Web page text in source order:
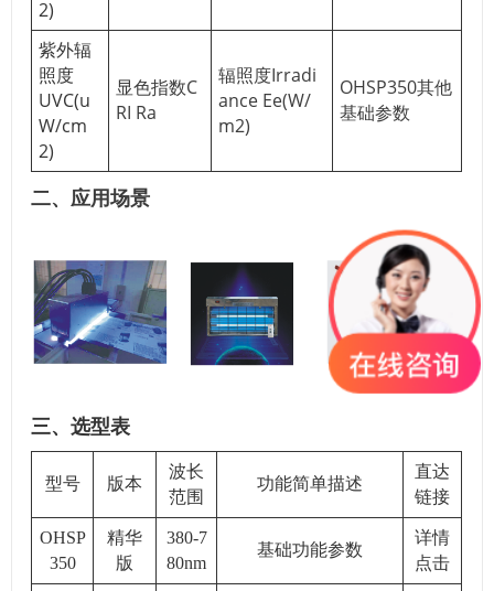
2)
紫外辐
照度
UVC(u
W/cm
2)
显色指数C
RI Ra
辐照度Irradi
ance Ee(W/
m2)
OHSP350其他
基础参数
二、应用场景
三、选型表
型号 版本
波长
范围
功能简单描述
直达
链接
OHSP
350
精华
版
380-7
80nm
基础功能参数
详情
点击